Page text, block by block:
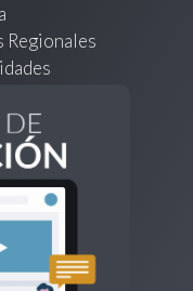
Regionales